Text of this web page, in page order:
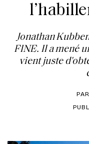
Jonathan
FINE. Il a mené
vient juste
PAR